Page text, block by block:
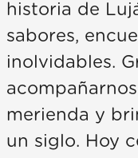
historia de
sabores,
inolvidables.
merienda y
un siglo. Hoy